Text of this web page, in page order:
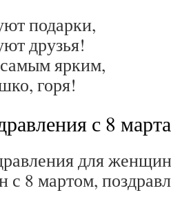
подарки,
друзья!
самым ярким,
горя!
с 8 марта
для
8 мартом,